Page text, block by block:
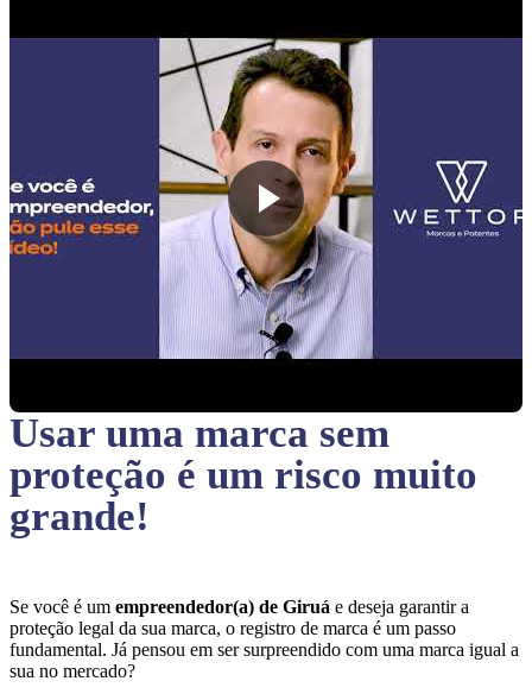
Usar uma marca sem
proteção é um risco muito
grande!
Se você é um empreendedor(a) de Giruá e deseja garantir a
proteção legal da sua marca, o registro de marca é um passo
fundamental. Já pensou em ser surpreendido com uma marca igual a
sua no mercado?